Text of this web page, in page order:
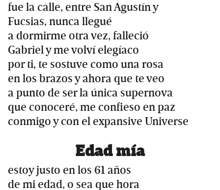
fue la calle, entre San Agustín y
Fucsias, nunca llegué
a dormirme otra vez, falleció
Gabriel y me volví elegíaco
por ti, te sostuve como una rosa
en los brazos y ahora que te veo
a punto de ser la única supernova
que conoceré, me confieso en paz
conmigo y con el expansive Universe
Edad mía
estoy justo en los 61 años
de mi edad, o sea que hora